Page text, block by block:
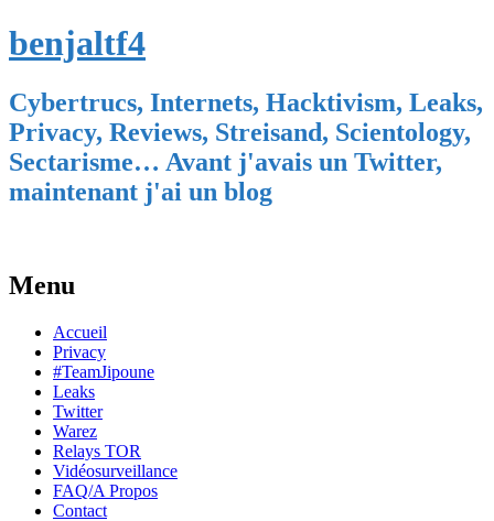
benjaltf4
Cybertrucs, Internets, Hacktivism, Leaks,
Privacy, Reviews, Streisand, Scientology,
Sectarisme… Avant j'avais un Twitter,
maintenant j'ai un blog
Menu
Skip
content
Accueil
Privacy
#TeamJipoune
Leaks
Twitter
Warez
Relays TOR
Vidéosurveillance
FAQ/A Propos
Contact